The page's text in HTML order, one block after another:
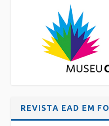
REVISTA EAD EM